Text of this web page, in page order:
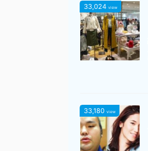
33,024 view
33,180 view